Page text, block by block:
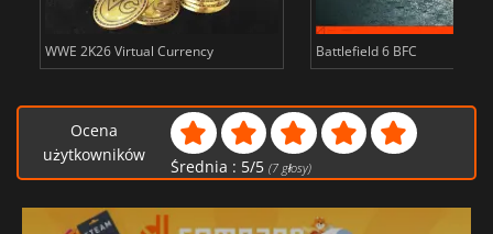
WWE 2K26 Virtual Currency Battlefield 6 BFC
Ocena
użytkowników
Średnia : 5/5 (7głosy)